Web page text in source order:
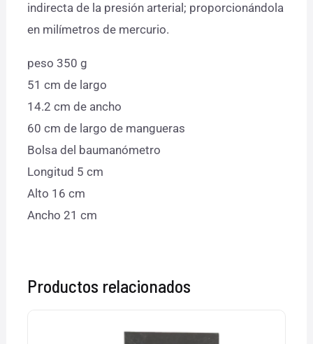
indirecta de la presión arterial; proporcionándola
en milímetros de mercurio.
peso 350 g
51 cm de largo
14.2 cm de ancho
60 cm de largo de mangueras
Bolsa del baumanómetro
Longitud 5 cm
Alto 16 cm
Ancho 21 cm
Productos relacionados